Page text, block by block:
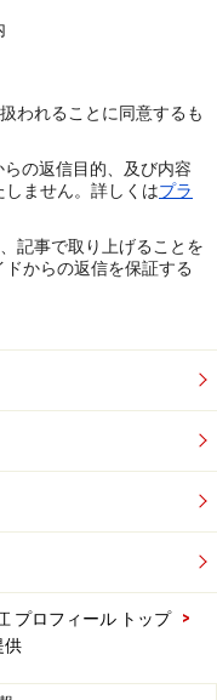
われることに同意するも
の返信目的、及び内容
ません。詳しくはプラ
記事で取り上げることを
からの返信を保証する
プロフィール トップ
>
供